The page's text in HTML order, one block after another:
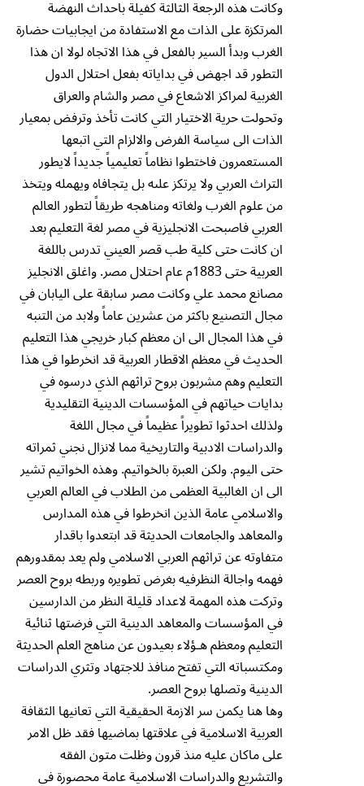
وكانت هذه الرجعة الثالثة كفيلة باحداث النهضة
المرتكزة على الذات مع الاستفادة من ايجابيات حضارة
الغرب وبدأ السير بالفعل في هذا الاتجاه لولا ان هذا
التطور قد اجهض في بداياته بفعل احتلال الدول
الغربية لمراكز الاشعاع في مصر والشام والعراق
وتحولت حرية الاختيار التي كانت تأخذ وترفض بمعيار
الذات الى سياسة الفرض والالزام التي اتبعها
المستعمرون فاختطوا نظاماً تعليمياً جديداً لايطور
التراث العربي ولا يرتكز علىه بل يتجافاه ويهمله ويتخذ
من علوم الغرب ولغاته ومناهجه طريقاً لتطور العالم
العربي فاصبحت الانجليزية في مصر لغة التعليم بعد
ان كانت حتى كلية طب قصر العيني تدرس باللغة
العربية حتى 1883م عام احتلال مصر. واغلق الانجليز
مصانع محمد علي وكانت مصر سابقة على اليابان في
مجال التصنيع باكثر من عشرين عاماً ولابد من التنبه
في هذا المجال الى ان معظم كبار خريجي هذا التعليم
الحديث في معظم الاقطار العربية قد انخرطوا في هذا
التعليم وهم مشربون بروح تراثهم الذي درسوه في
بدايات حياتهم في المؤسسات الدينية التقليدية
ولذلك احدثوا تطويراً عظيماً في مجال اللغة
والدراسات الادبية والتاريخية مما لانزال نجني ثمراته
حتى اليوم. ولكن العبرة بالخواتيم. وهذه الخواتيم تشير
الى ان الغالبية العظمى من الطلاب في العالم العربي
والاسلامي عامة الذين انخرطوا في هذه المدارس
والمعاهد والجامعات الحديثة قد ابتعدوا باقدار
متفاوته عن تراثهم العربي الاسلامي ولم يعد بمقدورهم
فهمه واجالة النظرفيه بغرض تطويره وربطه بروح العصر
وتركت هذه المهمة لاعداد قليلة النظر من الدارسين
في المؤسسات والمعاهد الدينية التي فرضتها ثنائية
التعليم ومعظم هـؤلاء بعيدون عن مناهج العلم الحديثة
ومكتسباته التي تفتح منافذ للاجتهاد وتثري الدراسات
الدينية وتصلها بروح العصر.
وها هنا يكمن سر الازمة الحقيقية التي تعانيها الثقافة
العربية الاسلامية في علاقتها بماضيها فقد ظل الامر
على ماكان عليه منذ قرون وظلت متون الفقه
والتشريع والدراسات الاسلامية عامة محصورة في